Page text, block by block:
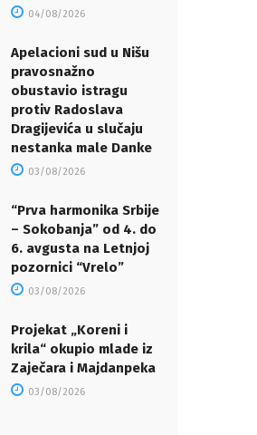
04/08/2026
Apelacioni sud u Nišu
pravosnažno
obustavio istragu
protiv Radoslava
Dragijevića u slučaju
nestanka male Danke
03/08/2026
“Prva harmonika Srbije
– Sokobanja” od 4. do
6. avgusta na Letnjoj
pozornici “Vrelo”
03/08/2026
Projekat „Koreni i
krila“ okupio mlade iz
Zaječara i Majdanpeka
03/08/2026